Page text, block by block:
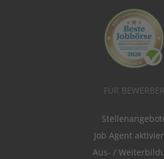
FÜR BEWERBER
Job Agent
Aus- /